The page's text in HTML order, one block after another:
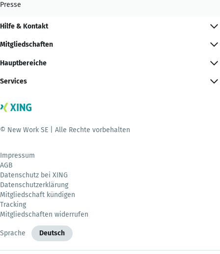
Presse
Hilfe & Kontakt
Mitgliedschaften
Hauptbereiche
Services
© New Work SE | Alle Rechte vorbehalten
Impressum
AGB
Datenschutz bei XING
Datenschutzerklärung
Mitgliedschaft kündigen
Tracking
Mitgliedschaften widerrufen
Sprache Deutsch